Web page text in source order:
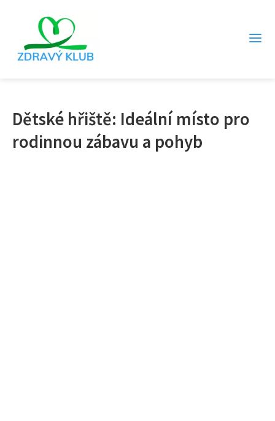
Dětské hřiště: Ideální místo pro
rodinnou zábavu a pohyb